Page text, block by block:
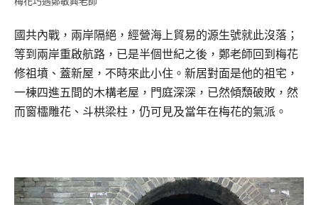
國共內戰，兩岸隔絕，經營海上貿易的源生號就此沒落；
等到兩岸重啟航路，已是半個世紀之後，鄭老師回到梅花
修祖墳、蓋新屋，不時來此小住。新居對面是他的祖宅，
一棟四進五間的木構老屋，門庭深深，已然傾頹破敗，然
而窗櫺雕花、斗栱梁柱，仍可見及當年在梅花的氣派。